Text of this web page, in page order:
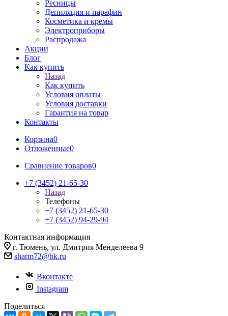
Ресницы
Депиляция и парафин
Косметика и кремы
Электроприборы
Распродажа
Акции
Блог
Как купить
Назад
Как купить
Условия оплаты
Условия доставки
Гарантия на товар
Контакты
Корзина0
Отложенные0
Сравнение товаров0
+7 (3452) 21-65-30
Назад
Телефоны
+7 (3452) 21-65-30
+7 (3452) 94-29-94
Контактная информация
г. Тюмень, ул. Дмитрия Менделеева 9
sharm72@bk.ru
Вконтакте
Instagram
Поделиться